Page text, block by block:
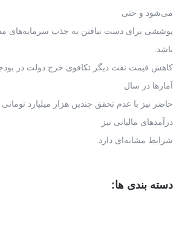
می‌شود و حتی
باشد.
کاهش قیمت نفت دیگر تکافوی خرج دولت در
آمارها در سال
حاضر نیز با عدم تحقق چندین هزار میلیارد
درآمدهای مالیاتی نیز
شرایط مشابه‌ای دارد.
دسته بندی ها: